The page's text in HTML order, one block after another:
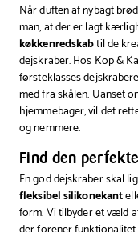
Når duften af nybagt
man, at der er lagt
køkkenredskabtil de
dejskraber. Hos Kop &
førsteklasses
med fra skålen. Uanset
hjemmebager, vil det
og nemmere.
Find den
En god dejskraber skal
fleksibel silikonekant
form. Vi tilbyder et væld